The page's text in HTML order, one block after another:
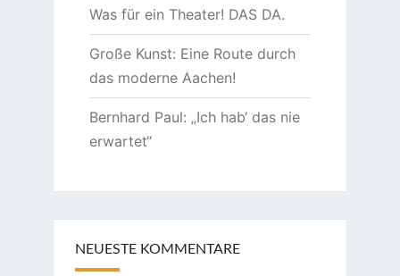
Was für ein Theater! DAS DA.
Große Kunst: Eine Route durch
das moderne Aachen!
Bernhard Paul: „Ich hab‘ das nie
erwartet“
NEUESTE KOMMENTARE